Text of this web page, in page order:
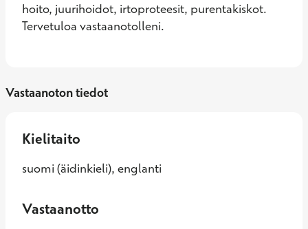
hoito, juurihoidot, irtoproteesit, purentakiskot.
Tervetuloa vastaanotolleni.
Vastaanoton tiedot
Kielitaito
suomi (äidinkieli), englanti
Vastaanotto